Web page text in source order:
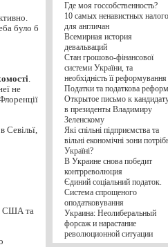
було б
.
не
Севільї,
США та
Где моя госсобственность?
10 самых ненавистных
для англичан
Всемирная история
девальваций
Стан грошово-фінансової
системи України, та
необхідність її реформування
Податки та податкова
Открытое письмо к
в президенты Владимиру
Зеленскому
Які спільні підприємства та
вільні економічні зони
Україні?
В Украине снова победит
контрреволюция
Єдиний соціальний податок.
Система спрощеного
оподатковування
Украина: Неолиберальный
форсаж и нарастание
революционной ситуации